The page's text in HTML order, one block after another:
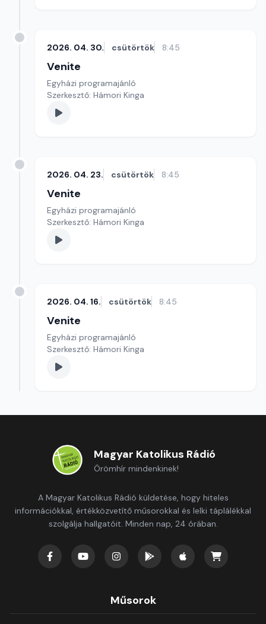
2026. 04. 30. csütörtök 8:45
Venite
Egyházi programajánló
Szerkesztő: Hámori Kinga
2026. 04. 23. csütörtök 8:45
Venite
Egyházi programajánló
Szerkesztő: Hámori Kinga
2026. 04. 16. csütörtök 8:45
Venite
Egyházi programajánló
Szerkesztő: Hámori Kinga
Magyar Katolikus Rádió
Örömhír mindenkinek!
A Magyar Katolikus Rádió küldetése, hogy hiteles
információkkal, értékközvetítő műsorokkal és lelki táplálékkal
szolgálja hallgatóit. Minden nap, 24 órában.
Műsorok